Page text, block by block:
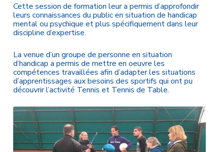
Cette session de formation leur a permis d’approfondir
leurs connaissances du public en situation de handicap
mental ou psychique et plus spécifiquement dans leur
discipline d’expertise.
La venue d’un groupe de personne en situation
d’handicap a permis de mettre en oeuvre les
compétences travaillées afin d’adapter les situations
d’apprentissages aux besoins des sportifs qui ont pu
découvrir l’activité Tennis et Tennis de Table.